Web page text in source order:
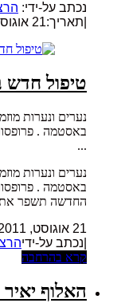
נכתב על-ידי:
תאריך:21 אוגוסט, 2011
טיפול חדש
נערים ונערות
באסטמה .
...
נערים ונערות
באסטמה .
החדשה תשפר את
21 אוגוסט, 2011
|נכתב על-ידי
קרא בהרחבה
האלוף